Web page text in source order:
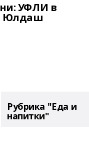
УФЛИ в
Юлдаш
Рубрика "Еда и
напитки"